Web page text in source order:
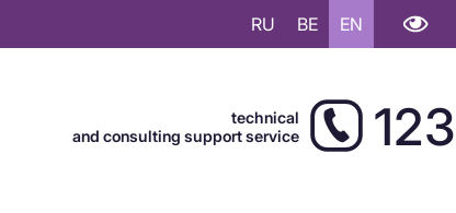
RU BE EN
technical
and consulting support service
123